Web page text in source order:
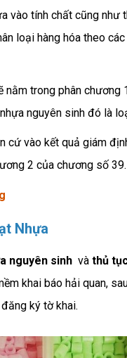
vào tính chất cũng như
loại hàng hóa theo
nằm trong phân
nguyên sinh đó là
cứ vào kết quả giám
2 của chương số 39.
Nhựa
nguyên sinh và thủ
khai báo hải quan,
ký tờ khai.